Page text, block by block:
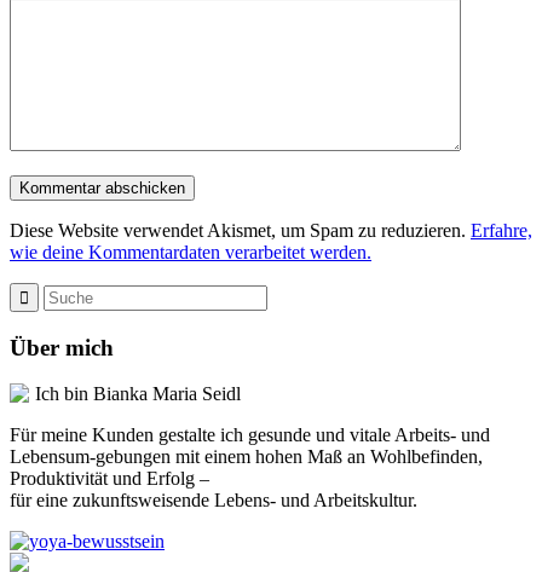
Diese Website verwendet Akismet, um Spam zu reduzieren. Erfahre,
wie deine Kommentardaten verarbeitet werden.
Über mich
Ich bin Bianka Maria Seidl
Für meine Kunden gestalte ich gesunde und vitale Arbeits- und
Lebensum-gebungen mit einem hohen Maß an Wohlbefinden,
Produktivität und Erfolg –
für eine zukunftsweisende Lebens- und Arbeitskultur.